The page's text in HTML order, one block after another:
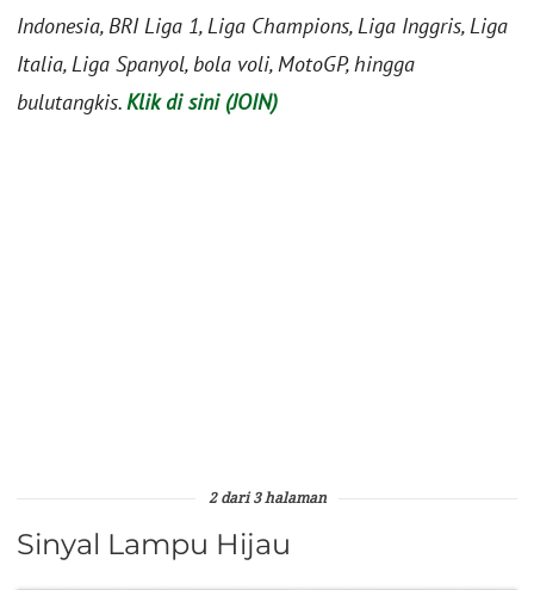
Indonesia, BRI Liga 1, Liga Champions, Liga Inggris, Liga
Italia, Liga Spanyol, bola voli, MotoGP, hingga
bulutangkis.Klik di sini (JOIN)
2 dari 3 halaman
Sinyal Lampu Hijau